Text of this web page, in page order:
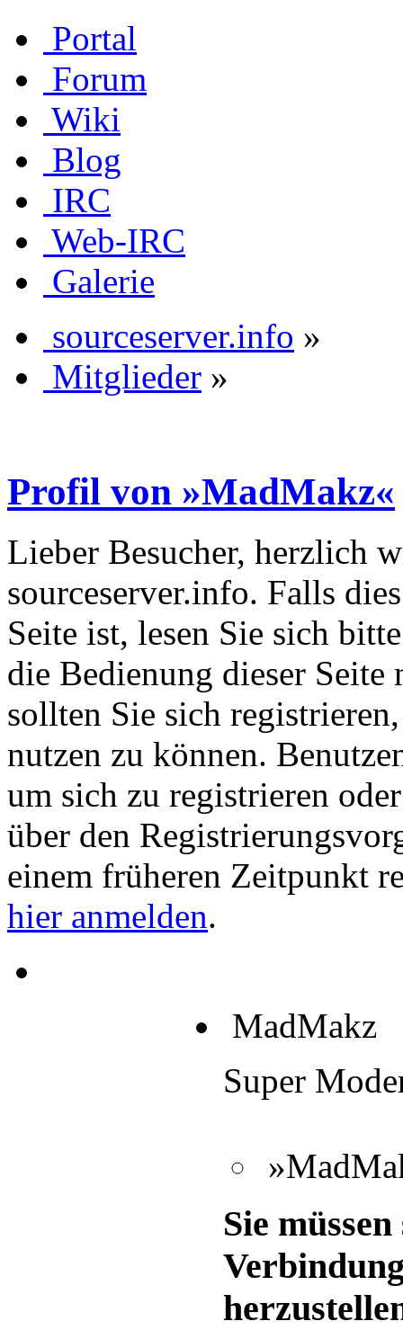
Portal
Forum
Wiki
Blog
IRC
Web-IRC
Galerie
sourceserver.info »
Mitglieder »
Profil von »MadMakz«
Lieber Besucher, herzlich
sourceserver.info. Falls
Seite ist, lesen Sie sich
die Bedienung dieser Seite
sollten Sie sich
nutzen zu können.
um sich zu registrieren
über den
einem früheren Zeitpunkt
hier anmelden.
MadMakz
Super
Sie